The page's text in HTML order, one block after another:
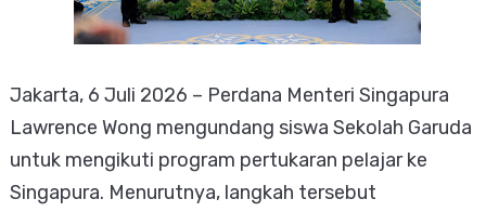
Jakarta, 6 Juli 2026 – Perdana Menteri Singapura
Lawrence Wong mengundang siswa Sekolah Garuda
untuk mengikuti program pertukaran pelajar ke
Singapura. Menurutnya, langkah tersebut